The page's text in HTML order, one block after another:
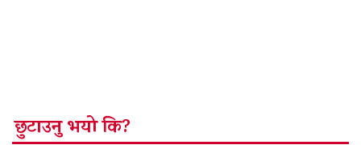
छुटाउनु भयो कि?